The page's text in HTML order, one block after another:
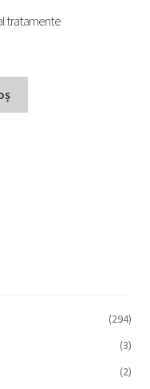
tratamente
(294)
(3)
(2)